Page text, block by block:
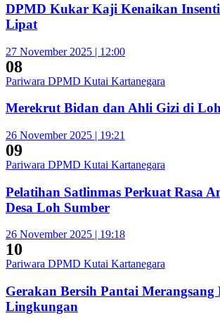
DPMD Kukar Kaji Kenaikan
Lipat
27 November 2025 | 12:00
08
Pariwara DPMD Kutai Kartanegara
Merekrut Bidan dan Ahli Gizi di
26 November 2025 | 19:21
09
Pariwara DPMD Kutai Kartanegara
Pelatihan Satlinmas Perkuat Rasa
Desa Loh Sumber
26 November 2025 | 19:18
10
Pariwara DPMD Kutai Kartanegara
Gerakan Bersih Pantai Merangsang
Lingkungan